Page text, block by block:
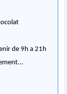
de 9h a 21h